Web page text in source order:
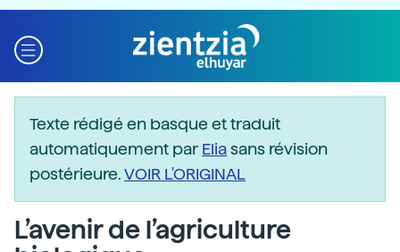
Texte rédigé en basque et traduit
automatiquement parEliasans révision
postérieure.VOIR L'ORIGINAL
L’avenir de l’agriculture